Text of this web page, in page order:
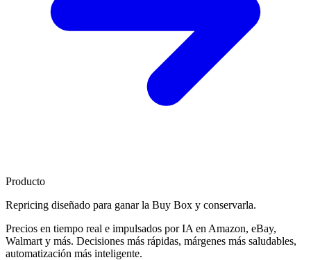
Producto
Repricing diseñado para ganar la Buy Box y conservarla.
Precios en tiempo real e impulsados por IA en Amazon, eBay,
Walmart y más. Decisiones más rápidas, márgenes más saludables,
automatización más inteligente.